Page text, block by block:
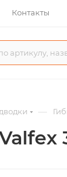
Контакты
—